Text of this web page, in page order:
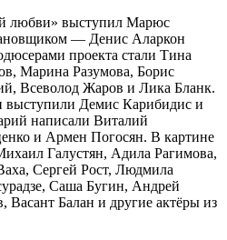
любви» выступил Марюс
— Денис Аларкон
проекта стали Тина
Марина Разумова, Борис
Всеволод Жаров и Лика Бланк.
Демис Карибидис и
написали Виталий
и Армен Погосян. В картине
Галустян, Адила Рагимова,
Сергей Рост, Людмила
Саша Бугин, Андрей
Васант Балан и другие актёры из